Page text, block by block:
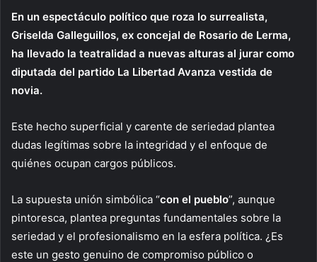
En un espectáculo político que roza lo surrealista,
Griselda Galleguillos, ex concejal de Rosario de Lerma,
ha llevado la teatralidad a nuevas alturas al jurar como
diputada del partido La Libertad Avanza vestida de
novia.
Este hecho superficial y carente de seriedad plantea
dudas legítimas sobre la integridad y el enfoque de
quiénes ocupan cargos públicos.
La supuesta unión simbólica “con el pueblo”, aunque
pintoresca, plantea preguntas fundamentales sobre la
seriedad y el profesionalismo en la esfera política. ¿Es
este un gesto genuino de compromiso público o